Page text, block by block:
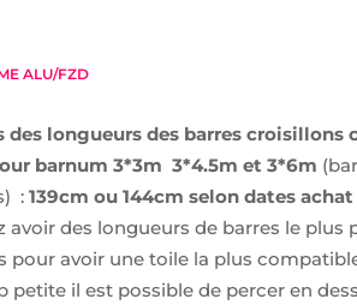
ALU/FZD
des longueurs des barres croisillons
barnum 3*3m 3*4.5m et 3*6m
: 139cm ou 144cm selon dates achat
avoir des longueurs de barres le plus
pour avoir une toile la plus
petite il est possible de percer en